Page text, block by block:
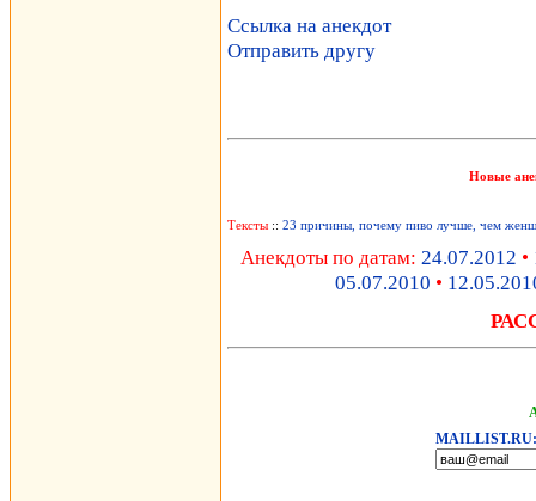
Ссылка на анекдот
Отправить другу
Новые
Тексты :: 23 причины, почему пиво лучше, чем
Анекдоты по датам: 24.07.2012 •
05.07.2010 •
MAILLIST.RU: